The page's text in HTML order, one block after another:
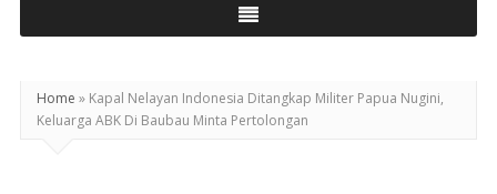
Home » Kapal Nelayan Indonesia Ditangkap Militer Papua Nugini,
Keluarga ABK Di Baubau Minta Pertolongan